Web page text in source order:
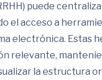
puede
el acceso a
electrónica. Estas
relevante,
la estructura